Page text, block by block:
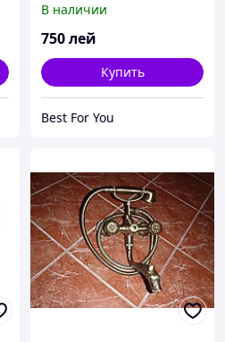
Digital Dispay
В наличии
750лей
Купить
Best For You